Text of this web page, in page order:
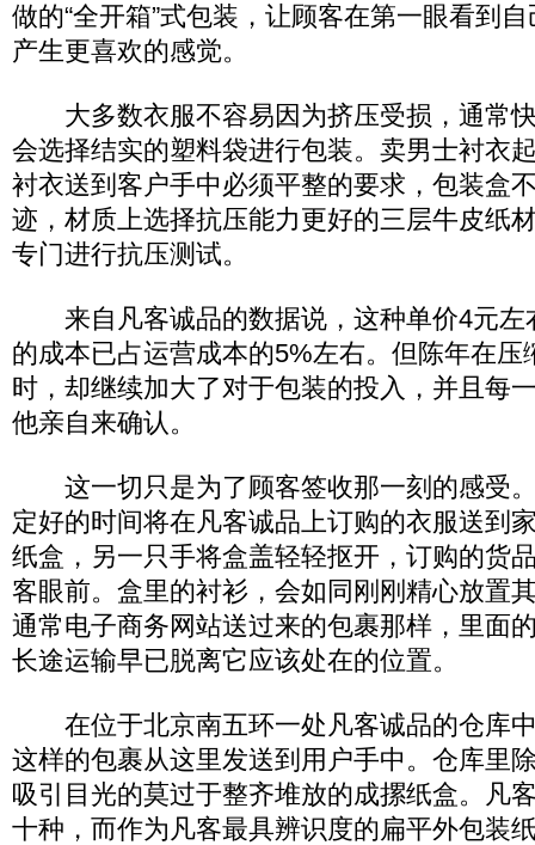
做的“全开箱”式包装，让顾客在第一眼看到
产生更喜欢的感觉。
大多数衣服不容易因为挤压受损，通常
会选择结实的塑料袋进行包装。卖男士衬衣
衬衣送到客户手中必须平整的要求，包装盒
迹，材质上选择抗压能力更好的三层牛皮纸
专门进行抗压测试。
来自凡客诚品的数据说，这种单价4元左
的成本已占运营成本的5%左右。但陈年在压
时，却继续加大了对于包装的投入，并且每
他亲自来确认。
这一切只是为了顾客签收那一刻的感受
定好的时间将在凡客诚品上订购的衣服送到
纸盒，另一只手将盒盖轻轻抠开，订购的货
客眼前。盒里的衬衫，会如同刚刚精心放置
通常电子商务网站送过来的包裹那样，里面
长途运输早已脱离它应该处在的位置。
在位于北京南五环一处凡客诚品的仓库
这样的包裹从这里发送到用户手中。仓库里
吸引目光的莫过于整齐堆放的成摞纸盒。凡
十种，而作为凡客最具辨识度的扁平外包装